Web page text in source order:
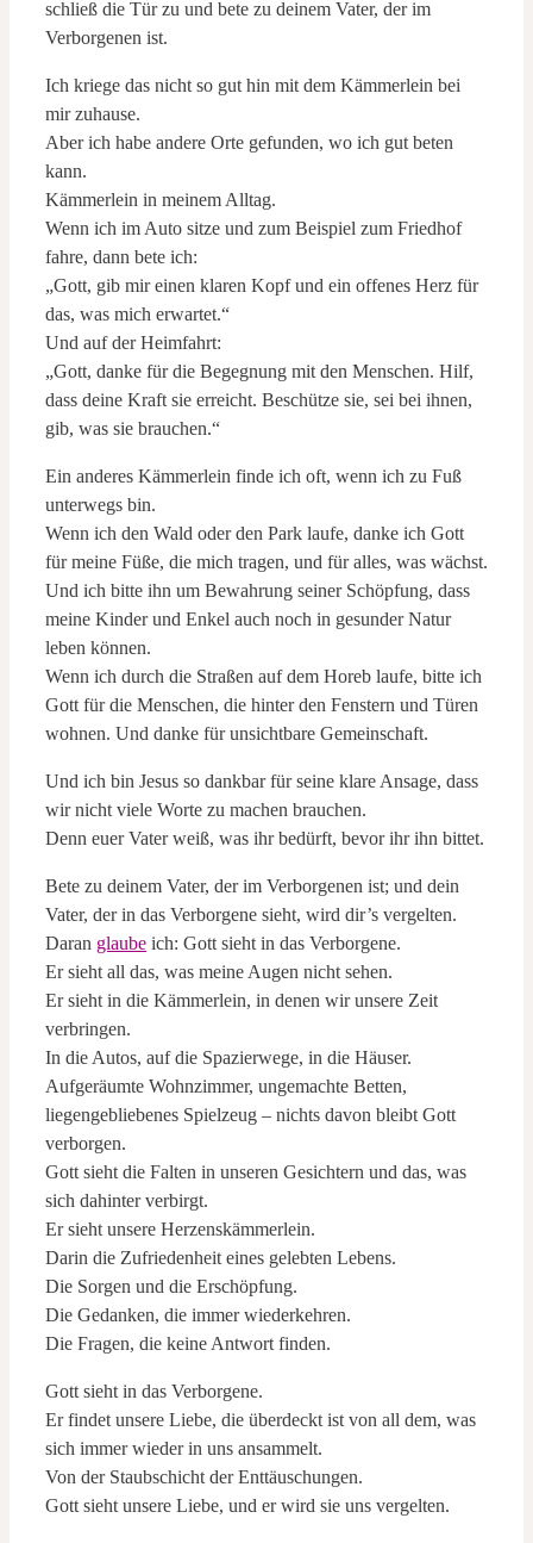
schließ die Tür zu und bete zu deinem Vater, der im
Verborgenen ist.
Ich kriege das nicht so gut hin mit dem Kämmerlein bei
mir zuhause.
Aber ich habe andere Orte gefunden, wo ich gut beten
kann.
Kämmerlein in meinem Alltag.
Wenn ich im Auto sitze und zum Beispiel zum Friedhof
fahre, dann bete ich:
„Gott, gib mir einen klaren Kopf und ein offenes Herz für
das, was mich erwartet.“
Und auf der Heimfahrt:
„Gott, danke für die Begegnung mit den Menschen. Hilf,
dass deine Kraft sie erreicht. Beschütze sie, sei bei ihnen,
gib, was sie brauchen.“
Ein anderes Kämmerlein finde ich oft, wenn ich zu Fuß
unterwegs bin.
Wenn ich den Wald oder den Park laufe, danke ich Gott
für meine Füße, die mich tragen, und für alles, was wächst.
Und ich bitte ihn um Bewahrung seiner Schöpfung, dass
meine Kinder und Enkel auch noch in gesunder Natur
leben können.
Wenn ich durch die Straßen auf dem Horeb laufe, bitte ich
Gott für die Menschen, die hinter den Fenstern und Türen
wohnen. Und danke für unsichtbare Gemeinschaft.
Und ich bin Jesus so dankbar für seine klare Ansage, dass
wir nicht viele Worte zu machen brauchen.
Denn euer Vater weiß, was ihr bedürft, bevor ihr ihn bittet.
Bete zu deinem Vater, der im Verborgenen ist; und dein
Vater, der in das Verborgene sieht, wird dir’s vergelten.
Daran glaube ich: Gott sieht in das Verborgene.
Er sieht all das, was meine Augen nicht sehen.
Er sieht in die Kämmerlein, in denen wir unsere Zeit
verbringen.
In die Autos, auf die Spazierwege, in die Häuser.
Aufgeräumte Wohnzimmer, ungemachte Betten,
liegengebliebenes Spielzeug – nichts davon bleibt Gott
verborgen.
Gott sieht die Falten in unseren Gesichtern und das, was
sich dahinter verbirgt.
Er sieht unsere Herzenskämmerlein.
Darin die Zufriedenheit eines gelebten Lebens.
Die Sorgen und die Erschöpfung.
Die Gedanken, die immer wiederkehren.
Die Fragen, die keine Antwort finden.
Gott sieht in das Verborgene.
Er findet unsere Liebe, die überdeckt ist von all dem, was
sich immer wieder in uns ansammelt.
Von der Staubschicht der Enttäuschungen.
Gott sieht unsere Liebe, und er wird sie uns vergelten.